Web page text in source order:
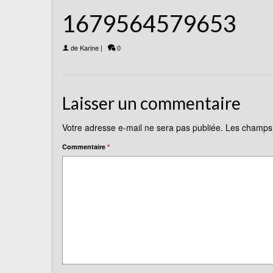
1679564579653
deKarine | 0
Laisser un commentaire
Votre adresse e-mail ne sera pas publiée. Les
Commentaire *